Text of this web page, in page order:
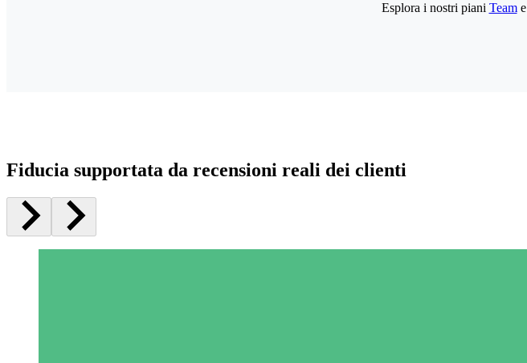
Esplora i nostri piani Teame
Fiducia supportata da recensioni reali dei clienti